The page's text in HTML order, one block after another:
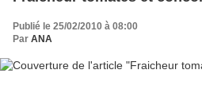
Publié le 25/02/2010 à 08:00
Par ANA